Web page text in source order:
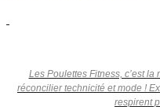
Les Poulettes Fitness, c’est
réconcilier technicité et mode !
respirent